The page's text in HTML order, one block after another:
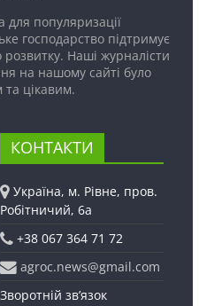
для популяризації
господарство підтримує
Наші журналісти
на нашому сайті було
цікавим.
КОНТАКТИ
Україна, м. Рівне, пров.
Робітничий, 6а
+38 067 364 71 72
agroc.news@gmail.com
Зворотній зв’язок